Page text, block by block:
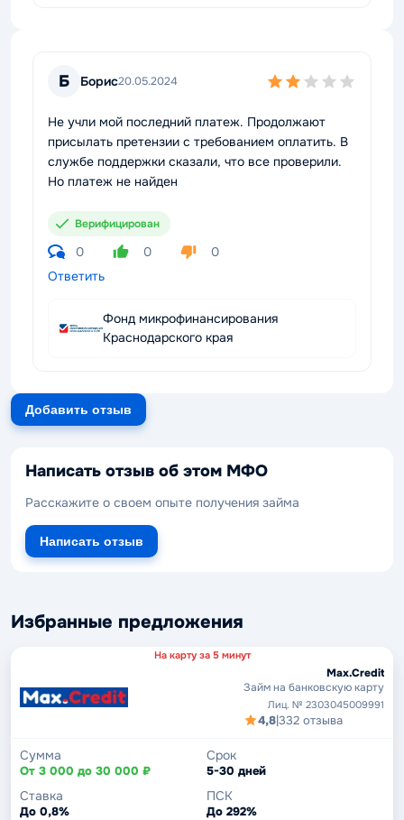
Б Борис20.05.2024
Не учли мой последний платеж. Продолжают
присылать претензии с требованием оплатить. В
службе поддержки сказали, что все проверили.
Но платеж не найден
Верифицирован
0 0
0
Ответить
Фонд микрофинансирования
Краснодарского края
Добавить отзыв
Написать отзыв об этом МФО
Расскажите о своем опыте получения займа
Написать отзыв
Избранные предложения
На карту за 5 минут
Max.Credit
Займ на банковскую карту
Лиц. № 2303045009991
4,8|332 отзыва
Сумма
От 3 000 до 30 000 ₽
Срок
5-30 дней
Ставка
До 0,8%
ПСК
До 292%